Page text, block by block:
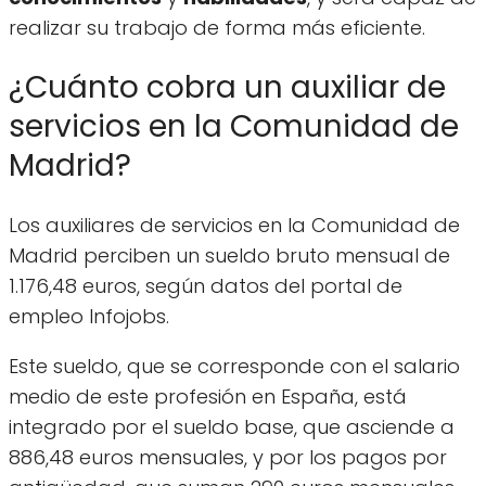
realizar su trabajo de forma más eficiente.
¿Cuánto cobra un auxiliar de
servicios en la Comunidad de
Madrid?
Los auxiliares de servicios en la Comunidad de
Madrid perciben un sueldo bruto mensual de
1.176,48 euros, según datos del portal de
empleo Infojobs.
Este sueldo, que se corresponde con el salario
medio de este profesión en España, está
integrado por el sueldo base, que asciende a
886,48 euros mensuales, y por los pagos por